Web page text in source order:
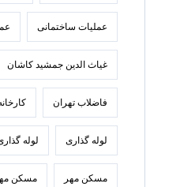
عملیات ساختمانی
غیاث الدین جمشید کاشان
فاضلاب تهران
لوله گذاری لوله
مسکن مهر مسکن مهر 31 کاشان(